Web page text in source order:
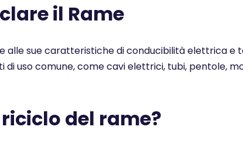
il Rame
alle sue caratteristiche di conducibilità elettrica e
uso comune, come cavi elettrici, tubi, pentole,
del rame?